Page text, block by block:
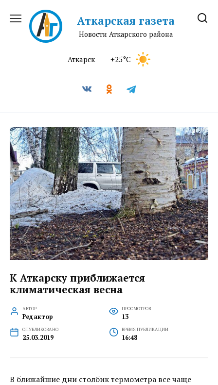
содержанию
Аткарская газета
Новости Аткарского района
Аткарск +25°C
К Аткарску приближается
климатическая весна
АВТОР
Редактор
ПРОСМОТРОВ
13
ОПУБЛИКОВАНО
25.03.2019
ВРЕМЯ ПУБЛИКАЦИИ
16:48
В ближайшие дни столбик термометра все чаще